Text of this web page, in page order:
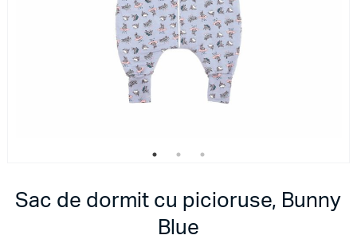
Sac de dormit cu picioruse, Bunny
Blue